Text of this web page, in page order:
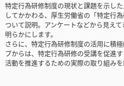
特定行為研修制度の現状と課題を示し
してかかわる、厚生労働省の「特定行
ついて説明。アンケートなどから見え
明らかにします。
さらに、特定行為研修制度の活用に積
プからは、特定行為研修の受講を促進
活動を推進するための実際の取り組みを